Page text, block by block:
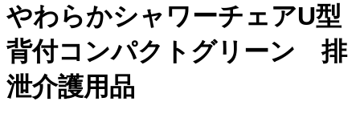
やわらかシャワーチェアU型
背付コンパクトグリーン 排
泄介護用品